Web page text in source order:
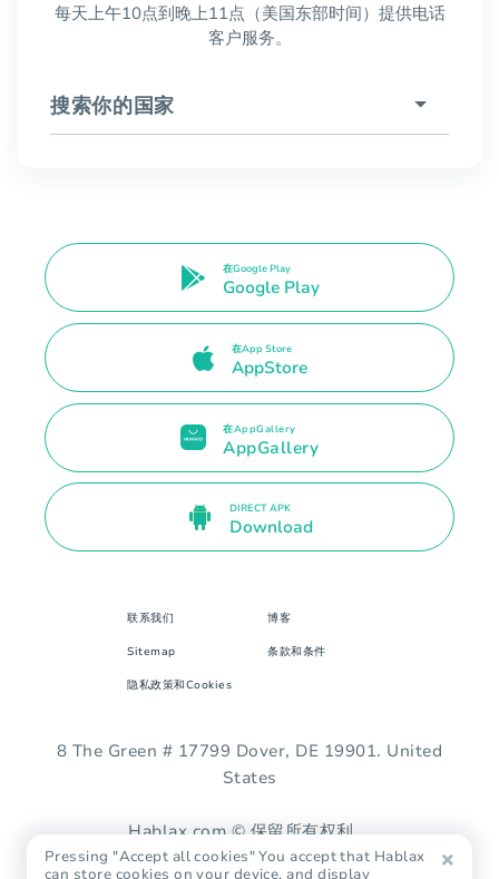
每天上午10点到晚上11点（美国东部时间）提供电话
客户服务。
搜索你的国家
在Google Play
Google Play
在App Store
AppStore
在AppGallery
AppGallery
DIRECT APK
Download
联系我们 博客
Sitemap 条款和条件
隐私政策和Cookies
8 The Green # 17799 Dover, DE 19901. United
States
Hablax.com © 保留所有权利。
Pressing "Accept all cookies" You accept that Hablax
can store cookies on your device, and display